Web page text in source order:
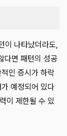
이 나타났더라도,
다면 패턴의 성공
인 증시가 하락
예정되어 있다
이 제한될 수 있